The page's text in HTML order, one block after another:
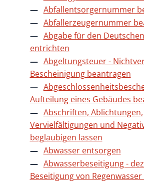
Abfallentsorgernummer
Abfallerzeugernummer
Abgabe für den
entrichten
Abgeltungsteuer -
Bescheinigung beantragen
Aufteilung eines Gebäudes
Abschriften, Ablichtungen,
Vervielfältigungen und
beglaubigen lassen
Abwasser entsorgen
Abwasserbeseitigung -
Beseitigung von